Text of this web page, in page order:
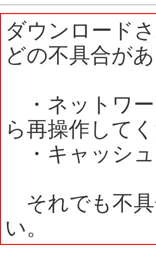
ダウンロード
どの不具合が
・ネットワー
ら再操作して
・キャッシ
それでも不具
い。